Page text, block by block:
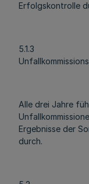
Erfolgskontrolle
5.1.3
Alle drei Jahre
Ergebnisse der
durch.